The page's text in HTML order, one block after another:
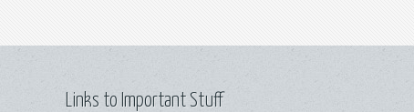
Links to Important Stuff